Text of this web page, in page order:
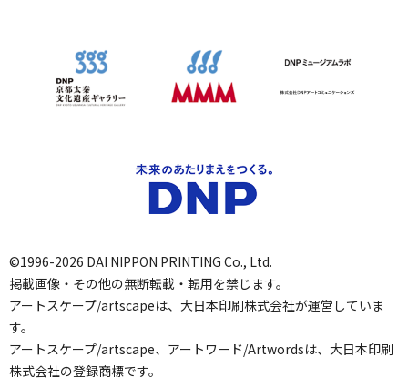
©1996-2026 DAI NIPPON PRINTING Co., Ltd.
掲載画像・その他の無断転載・転用を禁じます。
アートスケープ/artscapeは、大日本印刷株式会社が運営していま
す。
アートスケープ/artscape、アートワード/Artwordsは、大日本印刷
株式会社の登録商標です。